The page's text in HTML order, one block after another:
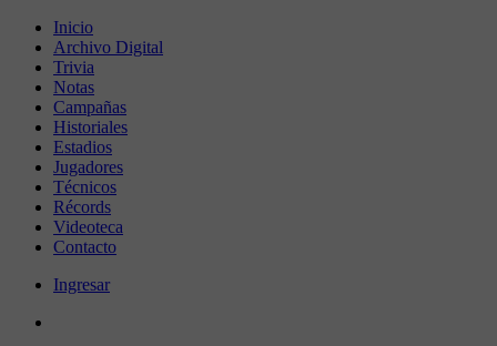
Inicio
Archivo Digital
Trivia
Notas
Campañas
Historiales
Estadios
Jugadores
Técnicos
Récords
Videoteca
Contacto
Ingresar